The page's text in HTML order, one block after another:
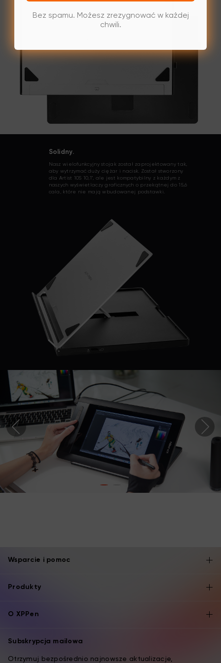
Solidny.
Nasz wielofunkcyjny stojak został zaprojektowany tak,
aby wytrzymać duży ciężar i nacisk. Został stworzony
dla Artist 10S 10,1", ale jest kompatybilny z każdym z
naszych wyświetlaczy graficznych o przekątnej do 15,6
cala, które nie mają wbudowanej podstawki.
Wsparcie i pomoc
Produkty
O XPPen
Subskrypcja mailowa
Otrzymuj bezpośrednio najnowsze aktualizacje,
Bez spamu. Możesz zrezygnować w każdej
chwili.